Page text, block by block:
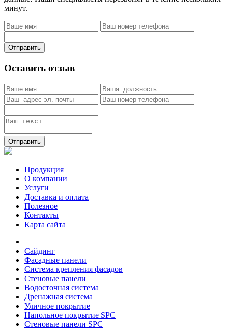
минут.
Отправить
Оставить отзыв
Отправить
Продукция
О компании
Услуги
Доставка и оплата
Полезное
Контакты
Карта сайта
Сайдинг
Фасадные панели
Система крепления фасадов
Стеновые панели
Водосточная система
Дренажная система
Уличное покрытие
Напольное покрытие SPC
Стеновые панели SPC